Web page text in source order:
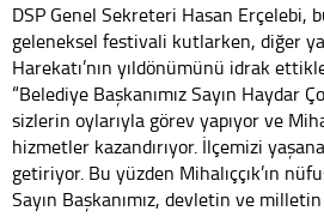
DSP Genel Sekreteri Hasan Erçelebi,
geleneksel festivali kutlarken, diğer
Harekatı’nın yıldönümünü idrak
“Belediye Başkanımız Sayın Haydar
sizlerin oylarıyla görev yapıyor ve
hizmetler kazandırıyor. İlçemizi
getiriyor. Bu yüzden Mihalıççık’ın
Sayın Başkanımız, devletin ve